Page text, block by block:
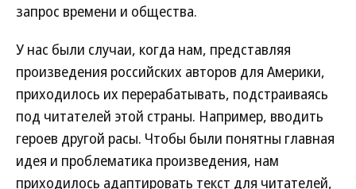
запрос времени и общества.
У нас были случаи, когда нам, представляя
произведения российских авторов для Америки,
приходилось их перерабатывать, подстраиваясь
под читателей этой страны. Например, вводить
героев другой расы. Чтобы были понятны главная
идея и проблематика произведения, нам
приходилось адаптировать текст для читателей,